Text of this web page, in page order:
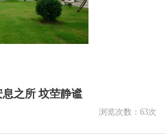
之所 坟茔静谧
浏览次数： 63次